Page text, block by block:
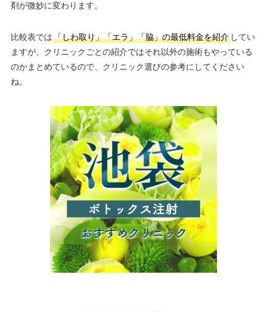
剤が微妙に変わります。
比較表では「しわ取り」「エラ」「脇」の最低料金を紹介してい
ますが、クリニックごとの紹介ではそれ以外の施術もやっている
のかまとめているので、クリニック選びの参考にしてください
ね。